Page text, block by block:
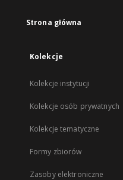
Strona główna
Kolekcje
Kolekcje instytucji
Kolekcje osób prywatnych
Kolekcje tematyczne
Formy zbiorów
Zasoby elektroniczne